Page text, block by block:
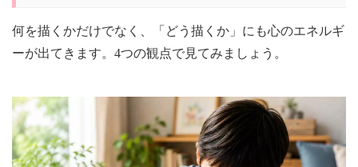
何を描くかだけでなく、「どう描くか」にも心のエネルギ
ーが出てきます。4つの観点で見てみましょう。